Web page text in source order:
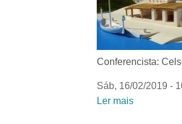
Conferencista:
Sáb, 16/02/2019 -
Ler mais